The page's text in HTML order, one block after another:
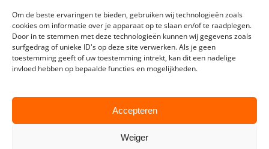
Om de beste ervaringen te bieden, gebruiken wij technologieën zoals
cookies om informatie over je apparaat op te slaan en/of te raadplegen.
Door in te stemmen met deze technologieën kunnen wij gegevens zoals
surfgedrag of unieke ID's op deze site verwerken. Als je geen
toestemming geeft of uw toestemming intrekt, kan dit een nadelige
invloed hebben op bepaalde functies en mogelijkheden.
Accepteren
Weiger
Den Haag
Haarlemmermeer
Leeuwarden
Leiden
Maastricht
Nijmegen
Rotterdam
Tilburg
Westland